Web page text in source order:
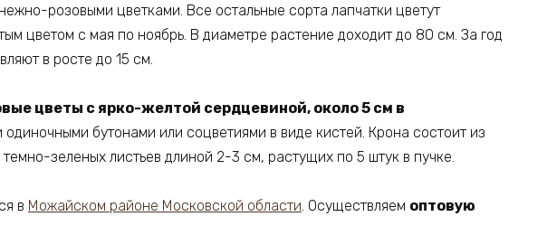
розовыми цветками. Все остальные сорта лапчатки цветут
цветом с мая по ноябрь. В диаметре растение доходит до 80 см. За год
в росте до 15 см.
цветы с ярко-желтой сердцевиной, около 5 см в
одиночными бутонами или соцветиями в виде кистей. Крона состоит из
зеленых листьев длиной 2-3 см, растущих по 5 штук в пучке.
в Можайском районе Московской области. Осуществляем оптовую